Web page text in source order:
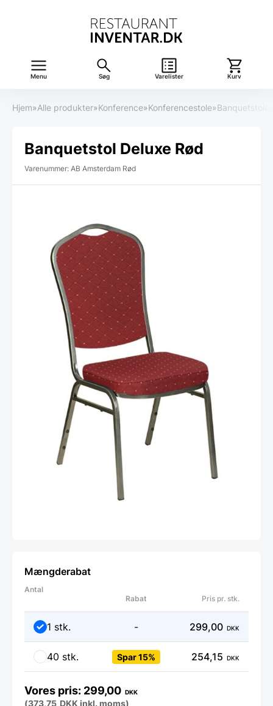
Menu Søg Varelister Kurv
Hjem»Alle produkter»Konference»Konferencestole»Banquetstole
Banquetstol Deluxe Rød
Varenummer: AB Amsterdam Rød
Mængderabat
Antal
Rabat
Pris pr. stk.
1 stk. - 299,00 DKK
40 stk. Spar 15% 254,15 DKK
299,00 DKK
(373,75 DKK inkl. moms)